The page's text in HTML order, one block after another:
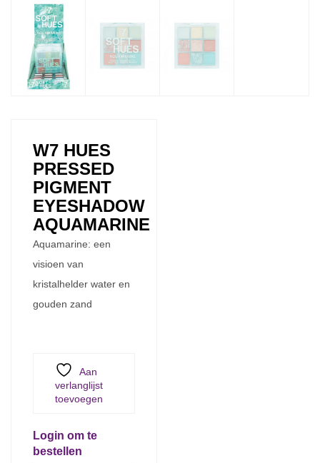
W7 HUES
PRESSED
PIGMENT
EYESHADOW
AQUAMARINE
Aquamarine: een
visioen van
kristalhelder water en
gouden zand
Aan
verlanglijst
toevoegen
Login om te
bestellen